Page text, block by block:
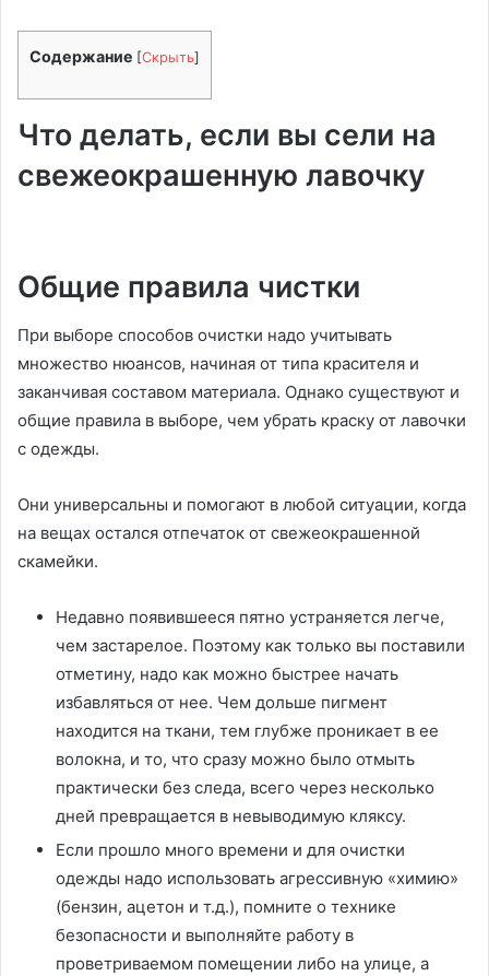
Содержание [Скрыть]
Что делать, если вы сели на
свежеокрашенную лавочку
Общие правила чистки
При выборе способов очистки надо учитывать
множество нюансов, начиная от типа красителя и
заканчивая составом материала. Однако существуют и
общие правила в выборе, чем убрать краску от лавочки
с одежды.
Они универсальны и помогают в любой ситуации, когда
на вещах остался отпечаток от свежеокрашенной
скамейки.
Недавно появившееся пятно устраняется легче,
чем застарелое. Поэтому как только вы поставили
отметину, надо как можно быстрее начать
избавляться от нее. Чем дольше пигмент
находится на ткани, тем глубже проникает в ее
волокна, и то, что сразу можно было отмыть
практически без следа, всего через несколько
дней превращается в невыводимую кляксу.
Если прошло много времени и для очистки
одежды надо использовать агрессивную «химию»
(бензин, ацетон и т.д.), помните о технике
безопасности и выполняйте работу в
проветриваемом помещении либо на улице, а